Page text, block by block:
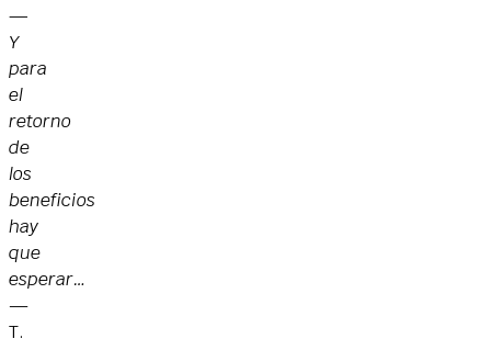
—
Y
para
el
retorno
de
los
beneficios
hay
que
esperar…
—
T.